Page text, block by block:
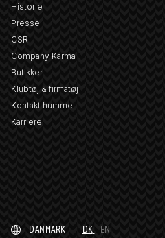
Historie
Presse
CSR
Company Karma
Butikker
Klubtøj & firmatøj
Kontakt hummel
Karriere
DANMARK DK EN